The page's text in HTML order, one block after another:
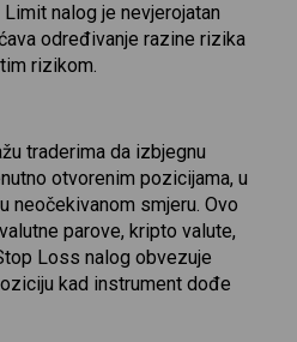
nalog je nevjerojatan
određivanje razine rizika
rizikom.
traderima da izbjegnu
otvorenim pozicijama, u
neočekivanom smjeru. Ovo
parove, kripto valute,
Loss nalog obvezuje
kad instrument dođe